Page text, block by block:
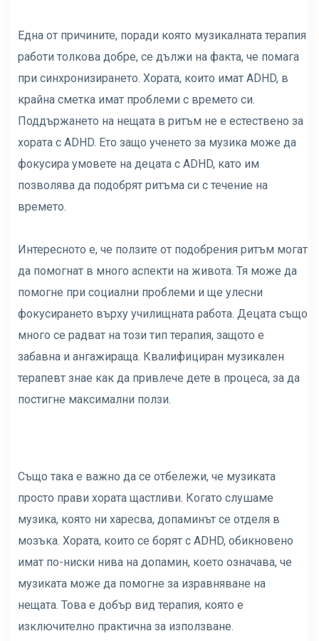
Една от причините, поради която музикалната терапия
работи толкова добре, се дължи на факта, че помага
при синхронизирането. Хората, които имат ADHD, в
крайна сметка имат проблеми с времето си.
Поддържането на нещата в ритъм не е естествено за
хората с ADHD. Ето защо ученето за музика може да
фокусира умовете на децата с ADHD, като им
позволява да подобрят ритъма си с течение на
времето.
Интересното е, че ползите от подобрения ритъм могат
да помогнат в много аспекти на живота. Тя може да
помогне при социални проблеми и ще улесни
фокусирането върху училищната работа. Децата също
много се радват на този тип терапия, защото е
забавна и ангажираща. Квалифициран музикален
терапевт знае как да привлече дете в процеса, за да
постигне максимални ползи.
Също така е важно да се отбележи, че музиката
просто прави хората щастливи. Когато слушаме
музика, която ни харесва, допаминът се отделя в
мозъка. Хората, които се борят с ADHD, обикновено
имат по-ниски нива на допамин, което означава, че
музиката може да помогне за изравняване на
нещата. Това е добър вид терапия, която е
изключително практична за използване.